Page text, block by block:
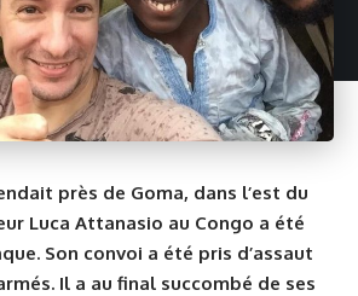
près de Goma, dans l’est du
Luca Attanasio au Congo a été
Son convoi a été pris d’assaut
Il a au final succombé de ses